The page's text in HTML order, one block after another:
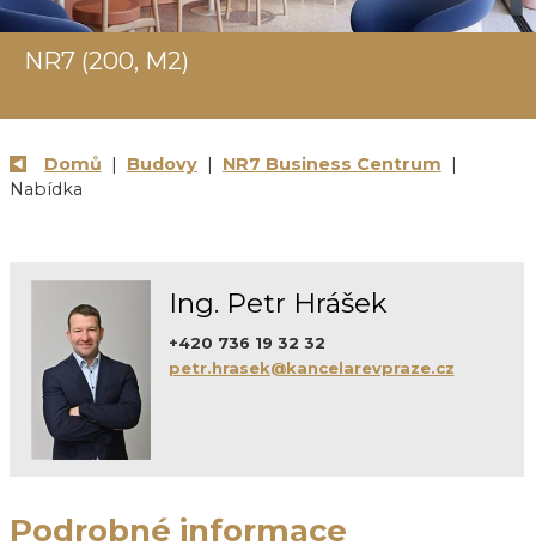
NR7 (200, M2)
Domů | Budovy| NR7 Business Centrum |
Nabídka
Ing. Petr Hrášek
+420 736 19 32 32
petr.hrasek@kancelarevpraze.cz
Podrobné informace